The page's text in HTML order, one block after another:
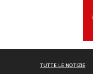
TUTTE LE NOTIZIE